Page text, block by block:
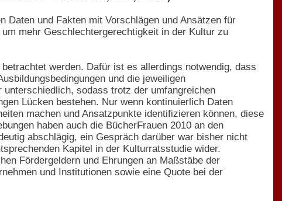
Daten und Fakten mit Vorschlägen und Ansätzen für
mehr Geschlechtergerechtigkeit in der Kultur zu
werden. Dafür ist es allerdings notwendig, dass
und die jeweiligen
sodass trotz der umfangreichen
Lücken bestehen. Nur wenn kontinuierlich Daten
machen und Ansatzpunkte identifizieren können, diese
haben auch die BücherFrauen 2010 an den
abschlägig, ein Gespräch darüber war bisher nicht
Kapitel in der Kulturratsstudie wider.
Fördergeldern und Ehrungen an Maßstäbe der
und Institutionen sowie eine Quote bei der